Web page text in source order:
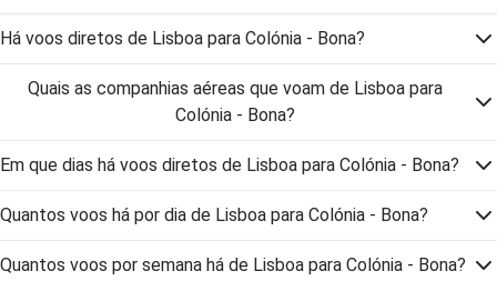
Há voos diretos de Lisboa para Colónia - Bona?
Quais as companhias aéreas que voam de Lisboa para
Colónia - Bona?
Em que dias há voos diretos de Lisboa para Colónia - Bona?
Quantos voos há por dia de Lisboa para Colónia - Bona?
Quantos voos por semana há de Lisboa para Colónia - Bona?